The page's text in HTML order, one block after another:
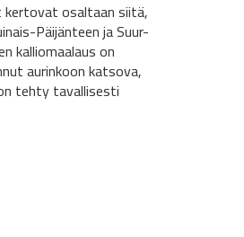
kertovat osaltaan siitä,
Päijänteen ja Suur-
kalliomaalaus on
aurinkoon katsova,
tehty tavallisesti